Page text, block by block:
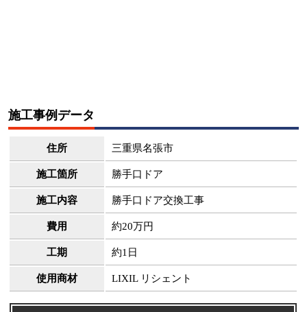
施工事例データ
住所 三重県名張市
施工箇所 勝手口ドア
施工内容 勝手口ドア交換工事
費用 約20万円
工期 約1日
使用商材 LIXIL リシェント